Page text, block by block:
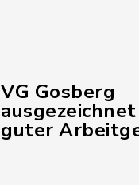
VG Gosberg
guter